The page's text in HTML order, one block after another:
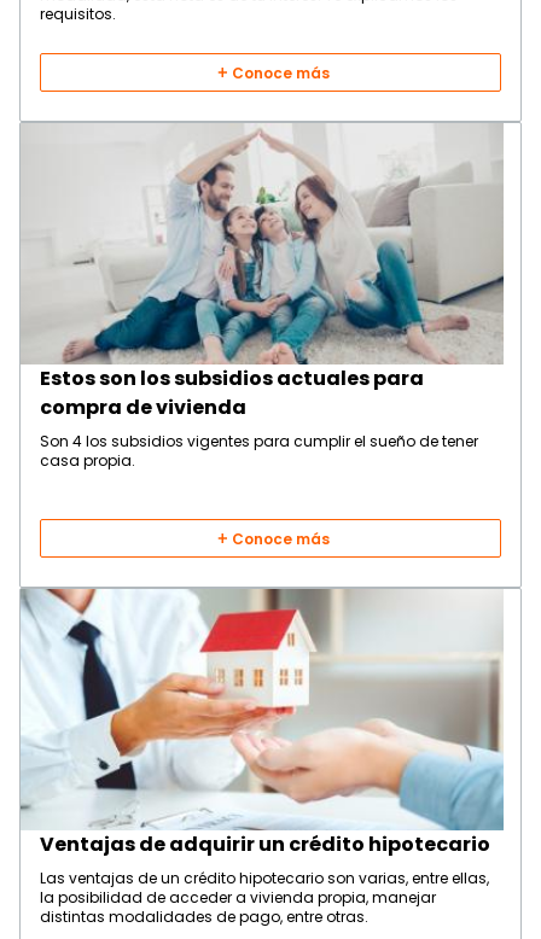
requisitos.
Conoce más
Estos son los subsidios actuales para
compra de vivienda
Son 4 los subsidios vigentes para cumplir el sueño de tener
casa propia.
Conoce más
Ventajas de adquirir un crédito hipotecario
Las ventajas de un crédito hipotecario son varias, entre ellas,
la posibilidad de acceder a vivienda propia, manejar
distintas modalidades de pago, entre otras.